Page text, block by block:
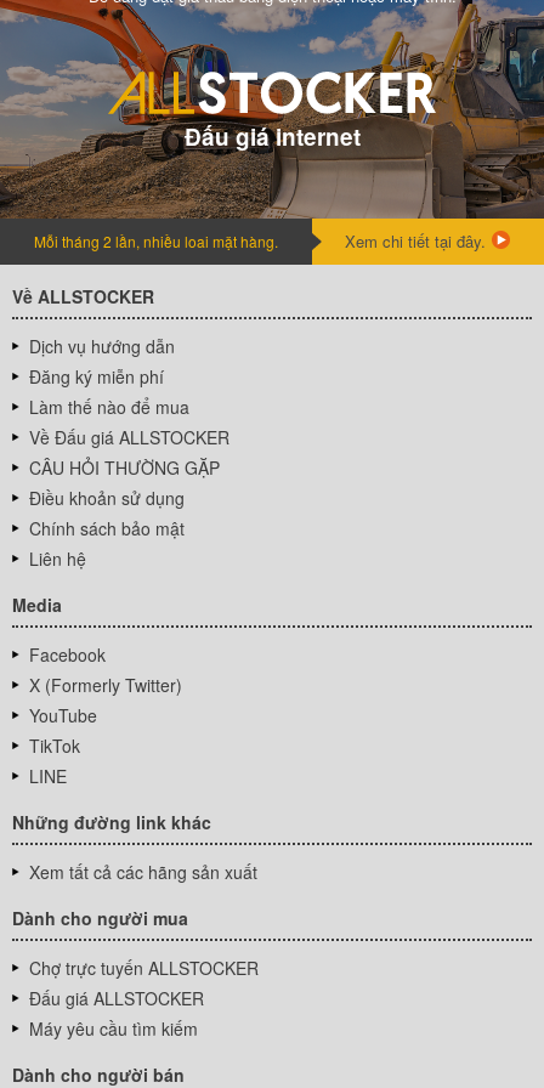
Đấu giá internet
Mỗi tháng 2 lần, nhiều loai mặt hàng. Xem chi tiết tại đây.
Về ALLSTOCKER
Dịch vụ hướng dẫn
Đăng ký miễn phí
Làm thế nào để mua
Về Đấu giá ALLSTOCKER
CÂU HỎI THƯỜNG GẶP
Điều khoản sử dụng
Chính sách bảo mật
Liên hệ
Media
Facebook
X (Formerly Twitter)
YouTube
TikTok
LINE
Những đường link khác
Xem tất cả các hãng sản xuất
Dành cho người mua
Chợ trực tuyến ALLSTOCKER
Đấu giá ALLSTOCKER
Máy yêu cầu tìm kiếm
Dành cho người bán